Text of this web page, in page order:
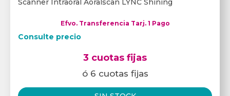
Scanner Intraoral Aoralscan LYNC Shining
Efvo. Transferencia Tarj. 1 Pago
Consulte precio
3 cuotas fijas
ó 6 cuotas fijas